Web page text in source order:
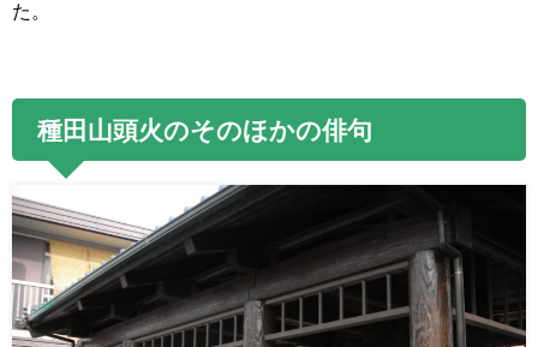
た。
種田山頭火のそのほかの俳句